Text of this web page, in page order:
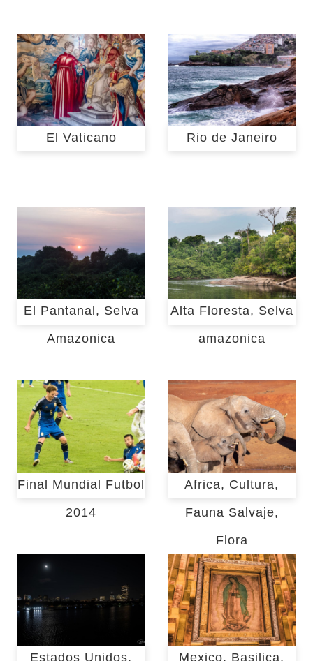
El Vaticano Rio de Janeiro
El Pantanal, Selva
Amazonica
Alta Floresta, Selva
amazonica
Final Mundial Futbol
2014
Africa, Cultura,
Fauna Salvaje,
Flora
Estados Unidos, Mexico, Basilica,